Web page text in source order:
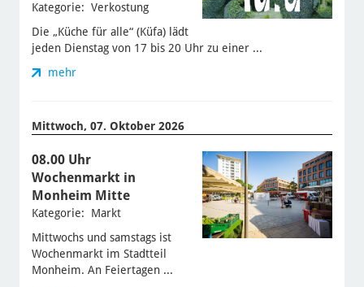
Kategorie: Verkostung
Die „Küche für alle“ (Küfa) lädt
jeden Dienstag von 17 bis 20 Uhr zu einer ...
mehr
Mittwoch, 07. Oktober 2026
08.00 Uhr
Wochenmarkt in
Monheim Mitte
Kategorie: Markt
Mittwochs und samstags ist
Wochenmarkt im Stadtteil
Monheim. An Feiertagen ...